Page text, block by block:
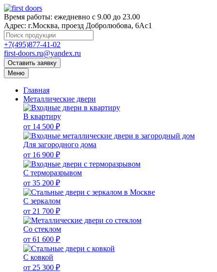
Время работы: ежедневно с 9.00 до 23.00
Адрес: г.Москва, проезд Добролюбова, 6Ас1
+7(495)877-41-02
first-doors.ru@yandex.ru
Оставить заявку
Меню
Главная
Металлические двери
В квартиру
от 14 500 ₽
Для загородного дома
от 16 900 ₽
С терморазрывом
от 35 200 ₽
С зеркалом
от 21 700 ₽
Со стеклом
от 61 600 ₽
С ковкой
от 25 300 ₽